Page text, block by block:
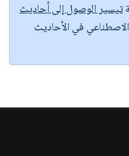
تيسير الوصول إلى أحاديث
في الأحاديث